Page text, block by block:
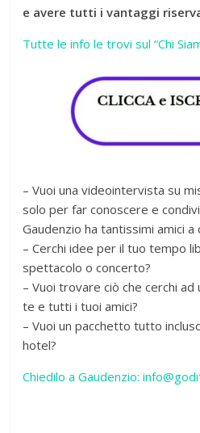
e avere tutti i vantaggi
Tutte le info le trovi sul “Chi
– Vuoi una videointervista su
solo per far conoscere e
Gaudenzio ha tantissimi amici a
– Cerchi idee per il tuo tempo
spettacolo o concerto?
– Vuoi trovare ciò che cerchi ad
te e tutti i tuoi amici?
– Vuoi un pacchetto tutto
hotel?
Chiedilo a Gaudenzio: